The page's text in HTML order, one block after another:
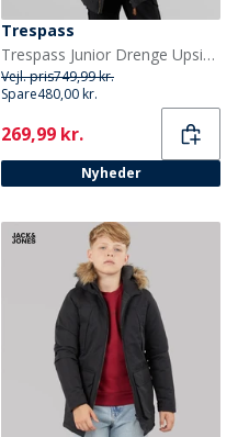
Trespass
Trespass Junior Drenge Upsider Isoleret Vandtæt Parka Sort
Vejl. pris749,99 kr.
Spare480,00 kr.
Current
269,99 kr.
Nyheder